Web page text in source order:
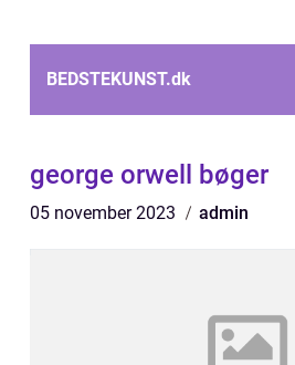
BEDSTEKUNST.dk
george orwell bøger
05 november 2023 admin